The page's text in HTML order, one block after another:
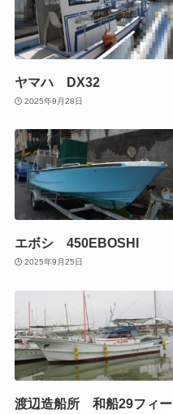
ヤマハ DX32
2025年9月28日
エボシ 450EBOSHI
2025年9月25日
渡辺造船所 和船29フィー